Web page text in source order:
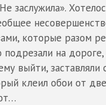
заслужила».
которые разом
подрезали на
выйти, заставляли
клеил обои от